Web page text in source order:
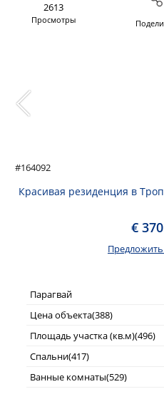
2613
Просмотры
#164092
Красивая резиденция в
€
Парагвай
Цена объекта(388)
Площадь участка (кв.м)(496)
Спальни(417)
Ванные комнаты(529)